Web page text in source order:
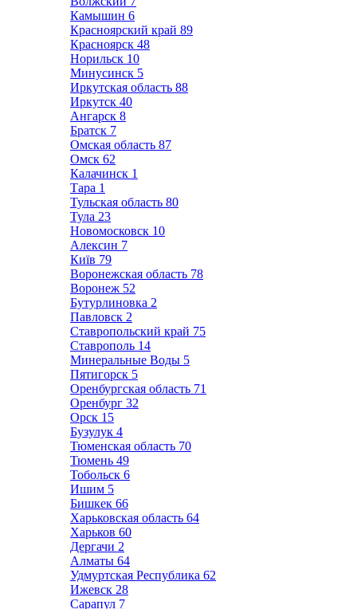
Камышин 6
Красноярский край 89
Красноярск 48
Норильск 10
Минусинск 5
Иркутская область 88
Иркутск 40
Ангарск 8
Братск 7
Омская область 87
Омск 62
Калачинск 1
Тара 1
Тульская область 80
Тула 23
Новомосковск 10
Алексин 7
Київ 79
Воронежская область 78
Воронеж 52
Бутурлиновка 2
Павловск 2
Ставропольский край 75
Ставрополь 14
Минеральные Воды 5
Пятигорск 5
Оренбургская область 71
Оренбург 32
Орск 15
Бузулук 4
Тюменская область 70
Тюмень 49
Тобольск 6
Ишим 5
Бишкек 66
Харьковская область 64
Харьков 60
Дергачи 2
Алматы 64
Удмуртская Республика 62
Ижевск 28
Сарапул 7